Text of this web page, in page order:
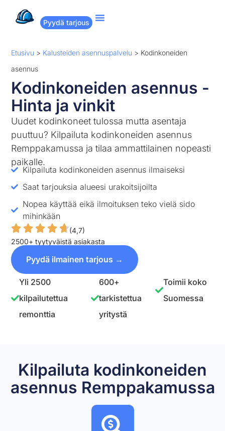
Pyydä tarjous
Etusivu > Kalusteiden asennuspalvelu > Kodinkoneiden
asennus
Kodinkoneiden asennus -
Hinta ja vinkit
Uudet kodinkoneet tulossa mutta asentaja
puuttuu? Kilpailuta kodinkoneiden asennus
Remppakamussa ja tilaa ammattilainen nopeasti
paikalle.
Kilpailuta kodinkoneiden asennus ilmaiseksi
Saat tarjouksia alueesi urakoitsijoilta
Nopea käyttää eikä ilmoituksen teko vielä sido
mihinkään
(4,7)
2500+ tyytyväistä asiakasta
Pyydä ilmainen tarjous →
Yli 2500
kilpailutettua
remonttia
600+
tarkistettua
yritystä
Toimii koko
Suomessa
Kilpailuta kodinkoneiden
asennus Remppakamussa